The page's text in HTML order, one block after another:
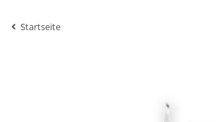
Startseite